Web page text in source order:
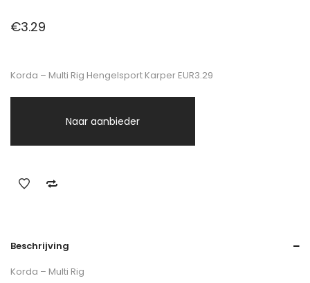
€3.29
Korda – Multi Rig Hengelsport Karper EUR3.29
Naar aanbieder
Beschrijving
Korda – Multi Rig